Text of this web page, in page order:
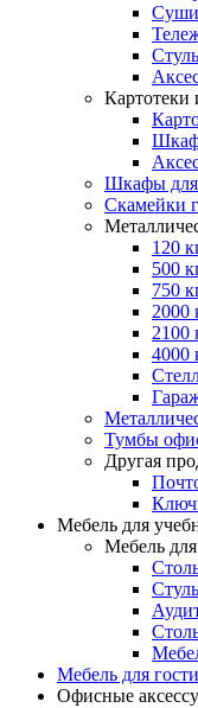
Картотеки
Шкафы для
Скамейки
120
500
750
2000
2100
4000
Тумбы
Другая
Мебель для
Мебель
Мебель для
Офисные